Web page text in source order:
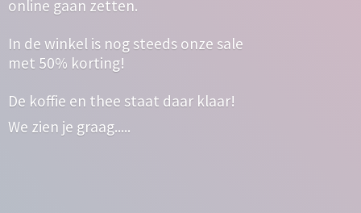
online gaan zetten.
In de winkel is nog steeds onze sale
met 50% korting!
De koffie en thee staat daar klaar!
We zien je graag.....